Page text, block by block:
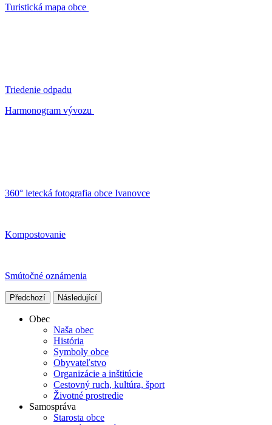
Turistická mapa obce
Triedenie odpadu
Harmonogram vývozu
360° letecká fotografia obce Ivanovce
Kompostovanie
Smútočné oznámenia
Předchozí Následující
Obec
Naša obec
História
Symboly obce
Obyvateľstvo
Organizácie a inštitúcie
Cestovný ruch, kultúra, šport
Životné prostredie
Samospráva
Starosta obce